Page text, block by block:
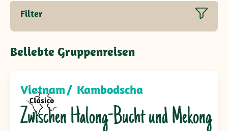
Filter
Beliebte Gruppenreisen
Vietnam Kambodscha
Zwischen Halong-Bucht und Mekong